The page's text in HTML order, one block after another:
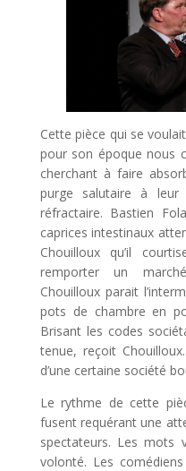
Cette pièce qui se
pour son époque nous
cherchant à faire
purge salutaire à
réfractaire. Bastien
caprices intestinaux
Chouilloux qu’il
remporter un
Chouilloux parait
pots de chambre en
Brisant les codes
tenue, reçoit
d’une certaine société
Le rythme de cette
fusent requérant une
spectateurs. Les mots
volonté. Les